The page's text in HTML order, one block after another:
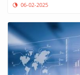
06-02-2025